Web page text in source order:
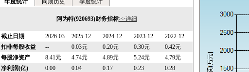
年度统计 同期历史 季度统计
阿为特(920693)财务指标>>详细
截止日期 2026-03 2025-12 2024-12 2023-12
2022-12
扣非每股收益
-- 0.03元 0.20元 0.30元
0.42元
每股净资产
8.41元 4.74元 4.89元 5.24元
4.79元
净利润(亿)
0.00 0.04 0.17 0.23
0.28